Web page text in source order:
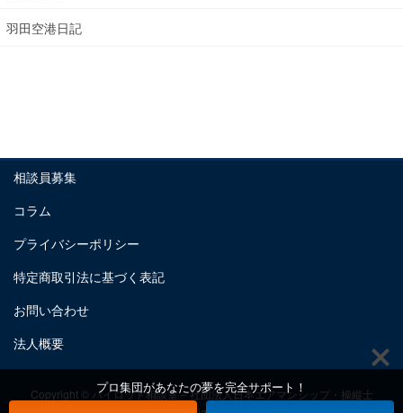
羽田空港日記
相談員募集
コラム
プライバシーポリシー
特定商取引法に基づく表記
お問い合わせ
法人概要
Copyright © パイロット相談室 – 社団法人日本エアマンシップ・操縦士
プロ集団があなたの夢を完全サポート！